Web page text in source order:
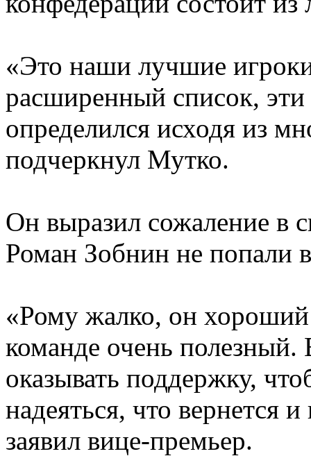
«Это наши лучшие
расширенный список, эти
определился исходя из
подчеркнул Мутко.
Он выразил сожаление в
Роман Зобнин не попали
«Рому жалко, он
команде очень
оказывать поддержку,
надеяться, что вернется
заявил вице-премьер.